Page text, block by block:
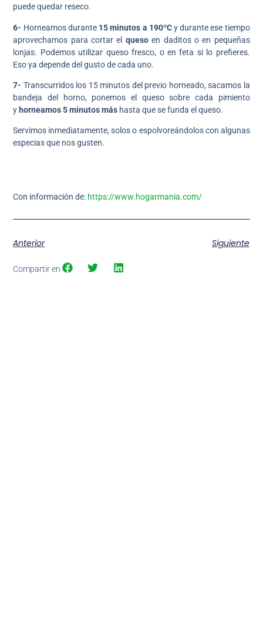
puede quedar reseco.
6- Horneamos durante 15 minutos a 190ºCy durante ese tiempo
aprovechamos para cortar el quesoen daditos o en pequeñas
lonjas. Podemos utilizar queso fresco, o en feta si lo prefieres.
Eso ya depende del gusto de cada uno.
7- Transcurridos los 15 minutos del previo horneado, sacamos la
bandeja del horno, ponemos el queso sobre cada pimiento
y horneamos 5 minutos más hasta que se funda el queso.
Servimos inmediatamente, solos o espolvoreándolos con algunas
especias que nos gusten.
Con información de: https://www.hogarmania.com/
Anterior Siguiente
Compartir en